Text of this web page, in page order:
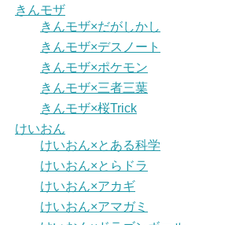
きんモザ
きんモザ×だがしかし
きんモザ×デスノート
きんモザ×ポケモン
きんモザ×三者三葉
きんモザ×桜Trick
けいおん
けいおん×とある科学
けいおん×とらドラ
けいおん×アカギ
けいおん×アマガミ